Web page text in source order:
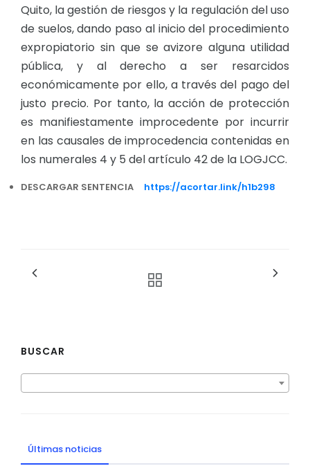
Quito, la gestión de riesgos y la regulación del uso
de suelos, dando paso al inicio del procedimiento
expropiatorio sin que se avizore alguna utilidad
pública, y al derecho a ser resarcidos
económicamente por ello, a través del pago del
justo precio. Por tanto, la acción de protección
es manifiestamente improcedente por incurrir
en las causales de improcedencia contenidas en
los numerales 4 y 5 del artículo 42 de la LOGJCC.
DESCARGAR SENTENCIA https://acortar.link/h1b298
BUSCAR
Últimas noticias